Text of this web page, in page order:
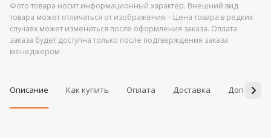
Фото товара носит информационный характер. Внешний вид
товара может отличаться от изображения. - Цена товара в редких
случаях может измениться после оформления заказа. Оплата
заказа будет доступна только после подтверждения заказа
менеджером
Описание Как купить Оплата Доставка